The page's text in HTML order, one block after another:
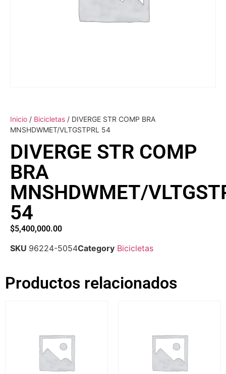
Inicio / Bicicletas / DIVERGE STR COMP BRA
MNSHDWMET/VLTGSTPRL 54
DIVERGE STR COMP
BRA
MNSHDWMET/
54
$5,400,000.00
SKU 96224-5054Category Bicicletas
Productos relacionados